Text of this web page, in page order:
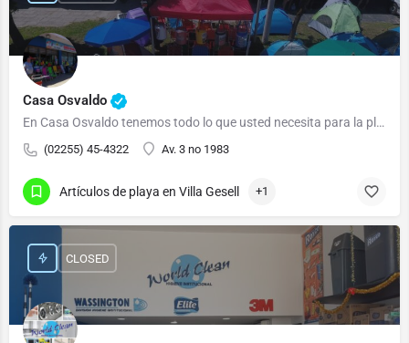
Casa Osvaldo
En Casa Osvaldo tenemos todo lo que usted necesita para la playa o para descansar.
(02255) 45-4322 Av. 3 no 1983
Artículos de playa en Villa Gesell +1
CLOSED